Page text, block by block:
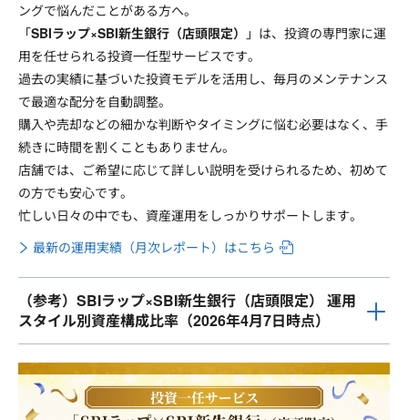
ングで悩んだことがある方へ。
「SBIラップ×SBI新生銀行（店頭限定） 」は、投資の専門家に運
用を任せられる投資一任型サービスです。
過去の実績に基づいた投資モデルを活用し、毎月のメンテナンス
で最適な配分を自動調整。
購入や売却などの細かな判断やタイミングに悩む必要はなく、手
続きに時間を割くこともありません。
店舗では、ご希望に応じて詳しい説明を受けられるため、初めて
の方でも安心です。
忙しい日々の中でも、資産運用をしっかりサポートします。
最新の運用実績（月次レポート）はこちら
（参考）SBIラップ×SBI新生銀行（店頭限定） 運用
スタイル別資産構成比率（2026年4月7日時点）